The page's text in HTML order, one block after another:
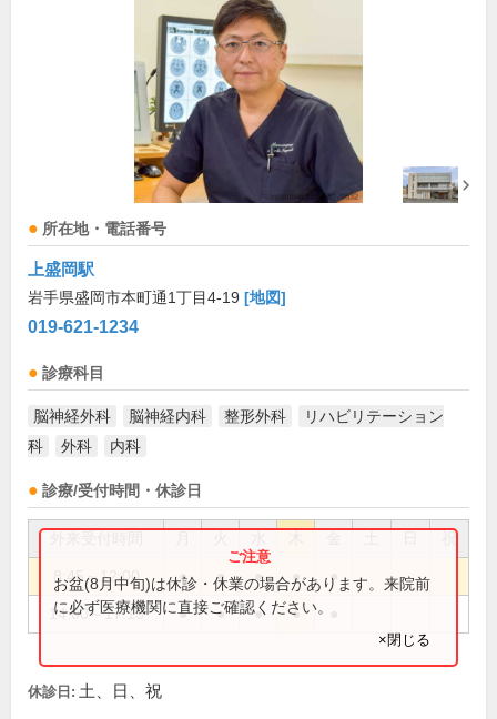
所在地・電話番号
上盛岡駅
岩手県盛岡市本町通1丁目4-19 [地図]
019-621-1234
診療科目
脳神経外科 脳神経内科 整形外科
リハビリテーション
科
外科 内科
診療/受付時間・休診日
祝
8:45～12:00 ● ● ● ● ●
14:00～17:15 ● ● ● ●
お盆(8月中旬)は休診・休業の場合があります。来院前
に必ず医療機関に直接ご確認ください。
×閉じる
休診日: 土、日、祝